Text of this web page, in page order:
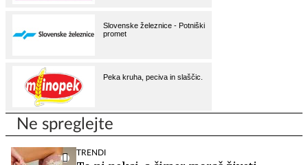
Ne spreglejte
TRENDI